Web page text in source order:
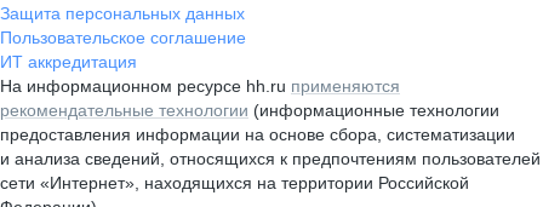
Защита персональных данных
Пользовательское соглашение
ИТ аккредитация
На информационном ресурсе hh.ru применяются
рекомендательные технологии (информационные технологии
предоставления информации на основе сбора, систематизации
и анализа сведений, относящихся к предпочтениям пользователей
сети «Интернет», находящихся на территории Российской